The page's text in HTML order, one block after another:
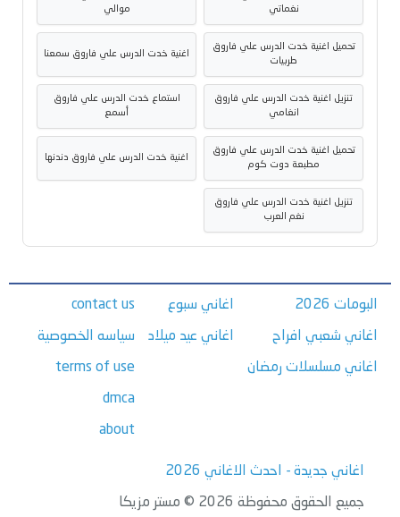
نغماتي
موالي
تحميل اغنية خدت الدرس علي فاروق
طربيات
اغنية خدت الدرس علي فاروق سمعنا
تنزيل اغنية خدت الدرس علي فاروق
انغامي
استماع خدت الدرس علي فاروق
أسمع
تحميل اغنية خدت الدرس علي فاروق
مطبعة دوت كوم
اغنية خدت الدرس علي فاروق دندنها
تنزيل اغنية خدت الدرس علي فاروق
نغم العرب
البومات 2026
اغاني شعبي افراح
اغاني مسلسلات رمضان
اغاني سبوع
اغاني عيد ميلاد
contact us
سياسه الخصوصية
terms of use
dmca
about
اغاني جديدة - احدث الاغاني 2026
جميع الحقوق محفوظة 2026 © مستر مزيكا